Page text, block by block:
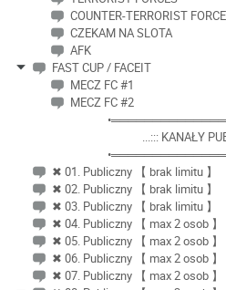
COUNTER-TERRORIST
CZEKAM NA SLOTA
AFK
FAST CUP / FACEIT
MECZ FC #1
MECZ FC #2
...::: KANAŁY
✖ 01. Publiczny 【 brak limitu 】
✖ 02. Publiczny 【 brak limitu 】
✖ 03. Publiczny 【 brak limitu 】
✖ 04. Publiczny 【 max 2 osob 】
✖ 05. Publiczny 【 max 2 osob 】
✖ 06. Publiczny 【 max 2 osob 】
✖ 07. Publiczny 【 max 2 osob 】